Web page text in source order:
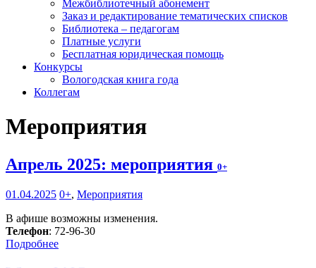
Межбиблиотечный абонемент
Заказ и редактирование тематических списков
Библиотека – педагогам
Платные услуги
Бесплатная юридическая помощь
Конкурсы
Вологодская книга года
Коллегам
Мероприятия
Апрель 2025: мероприятия 0+
01.04.2025 0+, Мероприятия
В афише возможны изменения.
Телефон: 72-96-30
Подробнее